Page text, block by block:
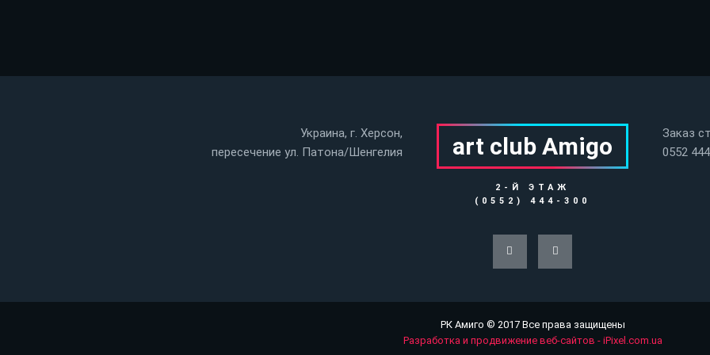
Украина, г. Херсон,
пересечение ул. Патона/Шенгелия
art club Аmigo
2-Й ЭТАЖ
(0552) 444-300
Заказ
0552
РК Амиго © 2017 Все права защищены
Разработка и продвижение веб-сайтов - iPixel.com.ua